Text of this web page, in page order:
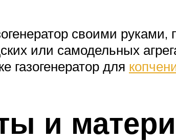
своими
или самодельных
газогенератор для
и